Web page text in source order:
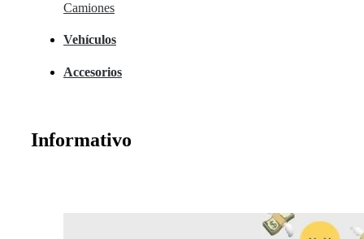
Camiones
Vehículos
Accesorios
Informativo